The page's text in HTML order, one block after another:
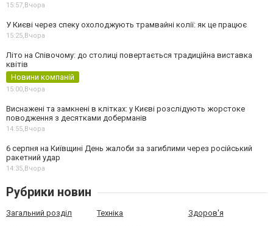
15:57, Вчора
У Києві через спеку охолоджують трамвайні колії: як це працює
15:25, Вчора
Літо на Співочому: до столиці повертається традиційна виставка
квітів
Новини компаній
15:00, Вчора
Виснажені та замкнені в клітках: у Києві розслідують жорстоке
поводження з десятками доберманів
14:55, Вчора
6 серпня на Київщині День жалоби за загиблими через російський
ракетний удар
14:35, Вчора
Рубрики новин
Загальний розділ Техніка Здоров'я